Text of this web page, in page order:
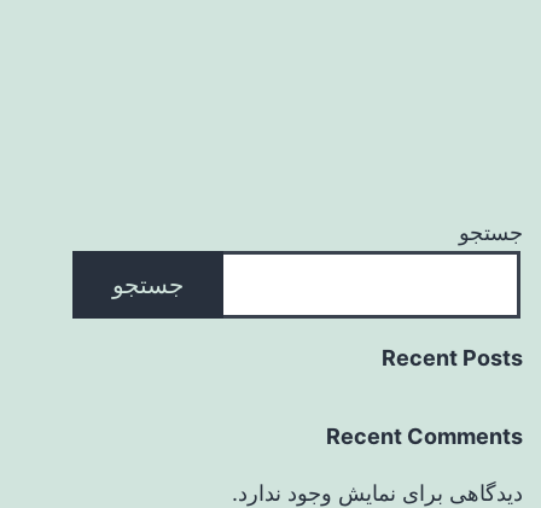
جستجو
جستجو
Recent Posts
Recent Comments
دیدگاهی برای نمایش وجود ندارد.